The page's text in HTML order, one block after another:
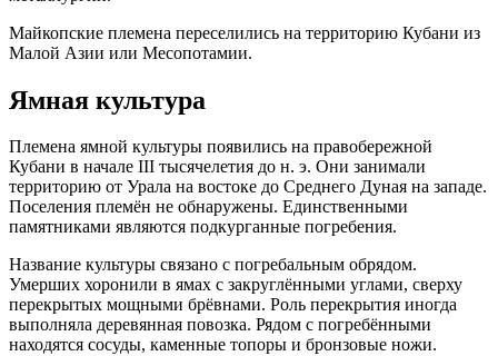
Майкопские племена переселились на территорию Кубани из
Малой Азии или Месопотамии.
Ямная культура
Племена ямной культуры появились на правобережной
Кубани в начале III тысячелетия до н. э. Они занимали
территорию от Урала на востоке до Среднего Дуная на западе.
Поселения племён не обнаружены. Единственными
памятниками являются подкурганные погребения.
Название культуры связано с погребальным обрядом.
Умерших хоронили в ямах с закруглёнными углами, сверху
перекрытых мощными брёвнами. Роль перекрытия иногда
выполняла деревянная повозка. Рядом с погребёнными
находятся сосуды, каменные топоры и бронзовые ножи.